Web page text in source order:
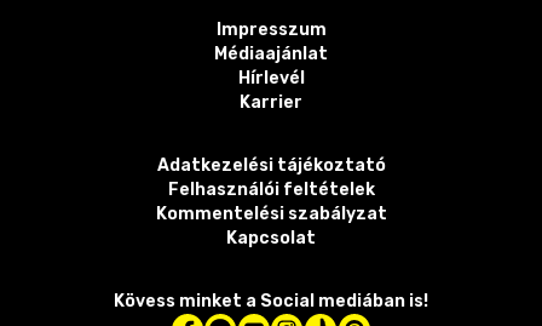
Impresszum
Médiaajánlat
Hírlevél
Karrier
Adatkezelési tájékoztató
Felhasználói feltételek
Kommentelési szabályzat
Kapcsolat
Kövess minket a Social mediában is!